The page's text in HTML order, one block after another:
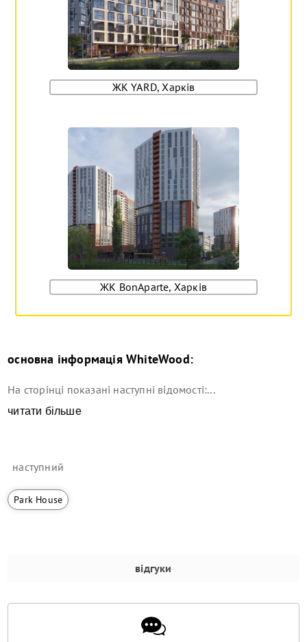
ЖК YARD, Харків
ЖК BonAparte, Харків
основна інформаціяWhiteWood:
На сторінці показані наступні відомості:...
читати більше
наступний
Park House
відгуки